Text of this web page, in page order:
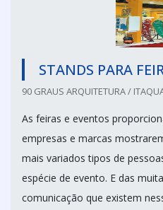
STANDS PARA
90 GRAUS ARQUITETURA /
As feiras e eventos
empresas e marcas
mais variados tipos de
espécie de evento. E das
comunicação que existem